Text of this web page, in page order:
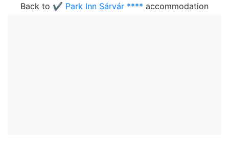
Back to ✔️ Park Inn Sárvár **** accommodation